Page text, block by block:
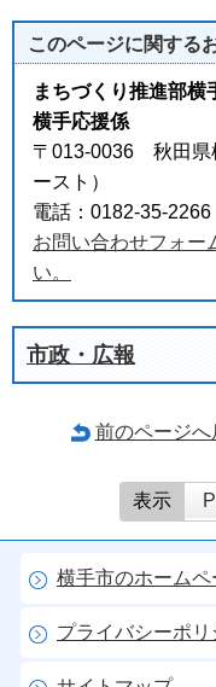
このページに関する
まちづくり推進部横
横手応援係
〒013-0036 秋田県
ースト）
電話：0182-35-
お問い合わせフォー
い。
市政・広報
前のページへ
表示
横手市のホームペ
プライバシーポリ